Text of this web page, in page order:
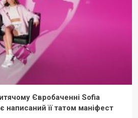
Євробаченні Sofia
написаний її татом маніфест